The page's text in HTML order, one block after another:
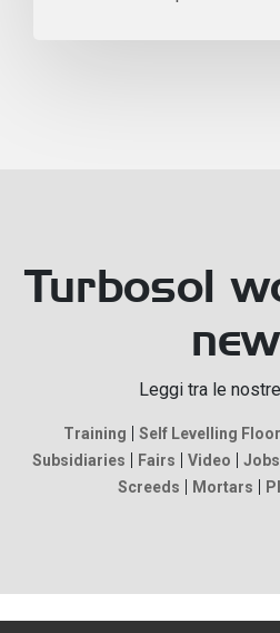
Turbosol
Leggi tra le
Training Self Levelling
Subsidiaries
Fairs Video
Screeds
Mortars